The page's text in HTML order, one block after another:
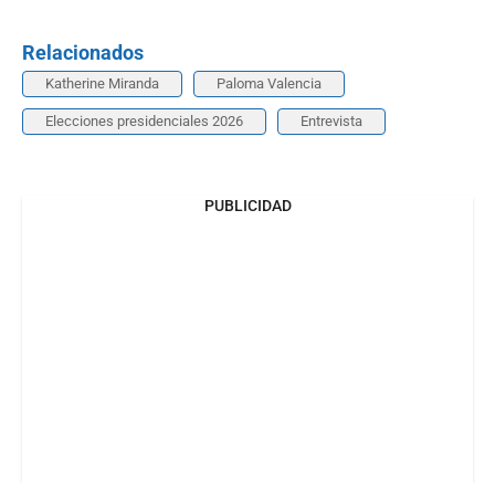
Relacionados
Katherine Miranda Paloma Valencia
Elecciones presidenciales 2026 Entrevista
PUBLICIDAD